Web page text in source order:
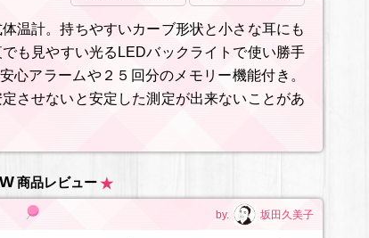
温計。持ちやすいカーブ形状と小さな耳にも
も見やすい光るLEDバックライトで使い勝手
心アラームや２５回分のメモリー機能付き。
させないと安定した測定が出来ないことがあ
商品レビュー
by. 坂田久美子